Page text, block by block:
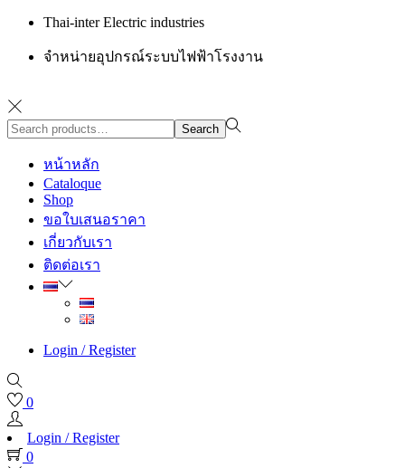
Thai-inter Electric industries
จำหน่ายอุปกรณ์ระบบไฟฟ้าโรงงาน
Search
for:>
Search
หน้าหลัก
Cataloque
Shop
ขอใบเสนอราคา
เกี่ยวกับเรา
ติดต่อเรา
Login / Register
0
Login / Register
0